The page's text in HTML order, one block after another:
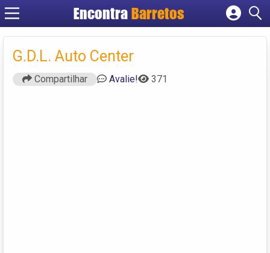
Encontra Barretos
Cadastrar empresa
Criar conta
G.D.L. Auto Center
Compartilhar Avalie! 371